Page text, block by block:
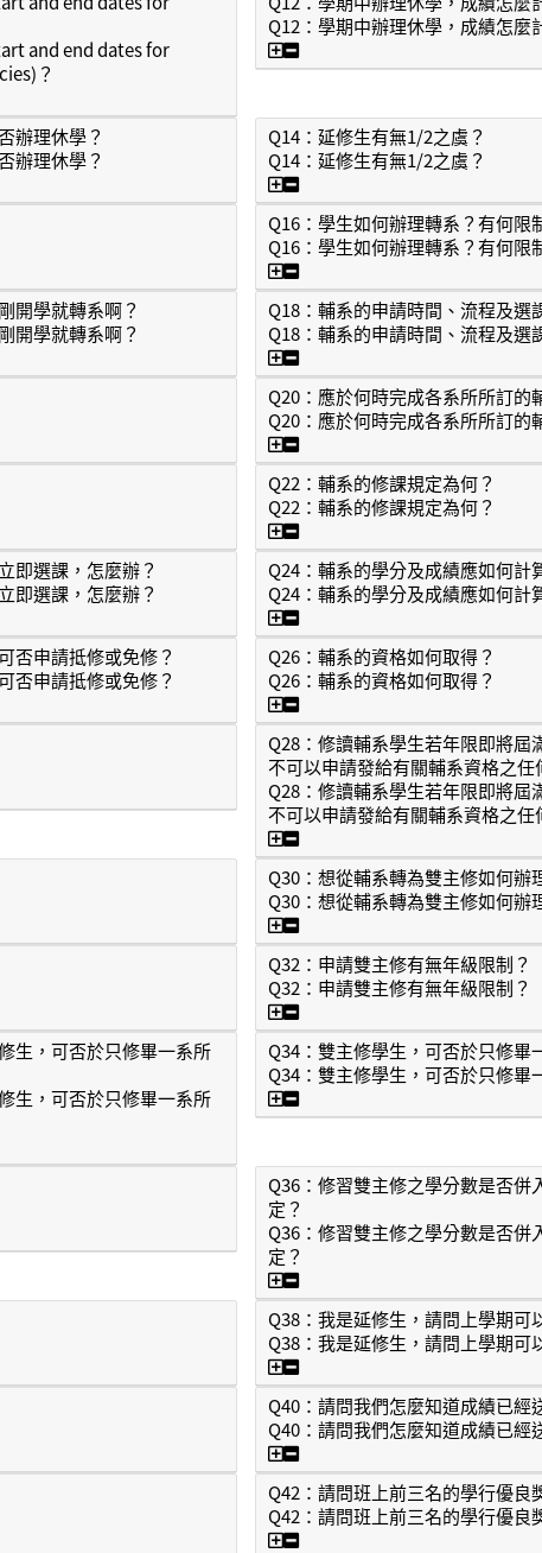
and end dates for
？
start and end dates for applying for suspend, and...
Q12：學期中辦理休學，成績怎麼
Q12：學期中辦理休學，成績怎
辦理休學？
辦理休學？
否辦理休學？
Q14：延修生有無1/2之虞？
Q14：延修生有無1/2之虞？
Q14：延修生有無1/2之虞？
Q16：學生如何辦理轉系？有何限
Q16：學生如何辦理轉系？有何限
Q16：學生如何辦理轉系？有
開學就轉系啊？
開學就轉系啊？
剛開學就轉系啊？
Q18：輔系的申請時間、流程及選
Q18：輔系的申請時間、流程及選
Q18：輔系的申請時間、流程及
Q20：應於何時完成各系所所訂的
Q20：應於何時完成各系所所訂的
Q20：應於何時完成各系所所
Q22：輔系的修課規定為何？
Q22：輔系的修課規定為何？
Q22：輔系的修課規定為何？
即選課，怎麼辦？
即選課，怎麼辦？
立即選課，怎麼辦？
Q24：輔系的學分及成績應如何計
Q24：輔系的學分及成績應如何計
Q24：輔系的學分及成績應如何
否申請抵修或免修？
否申請抵修或免修？
可否申請抵修或免修？
Q26：輔系的資格如何取得？
Q26：輔系的資格如何取得？
Q26：輔系的資格如何取得？
Q28：修讀輔系學生若年限即將
不可以申請發給有關輔系資格之任
Q28：修讀輔系學生若年限即將
不可以申請發給有關輔系資格之任
Q28：修讀輔系學生若年限即
Q30：想從輔系轉為雙主修如何辦
Q30：想從輔系轉為雙主修如何辦
Q30：想從輔系轉為雙主修如何
Q32：申請雙主修有無年級限制？
Q32：申請雙主修有無年級限制？
Q32：申請雙主修有無年級限制
生，可否於只修畢一系所
生，可否於只修畢一系所
修生，可否於只修畢一系所學分時，先領取一個學位的證書？
Q34：雙主修學生，可否於只修畢
Q34：雙主修學生，可否於只修畢
Q34：雙主修學生，可否於只
Q36：修習雙主修之學分數是否
定？
Q36：修習雙主修之學分數是否
定？
Q36：修習雙主修之學分數是
Q38：我是延修生，請問上學期可
Q38：我是延修生，請問上學期可
Q38：我是延修生，請問上學
Q40：請問我們怎麼知道成績已經
Q40：請問我們怎麼知道成績已經
Q40：請問我們怎麼知道成績已
Q42：請問班上前三名的學行優良
Q42：請問班上前三名的學行優良
Q42：請問班上前三名的學行